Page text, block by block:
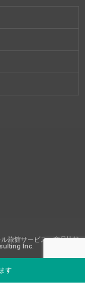
旅館サービス・商品比較.
Inc.
す